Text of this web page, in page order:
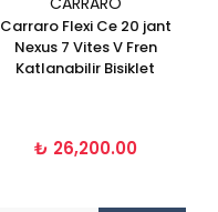
Carraro Flexi Ce 20 jant
Nexus 7 Vites V Fren
Katlanabilir Bisiklet
₺ 26,200.00